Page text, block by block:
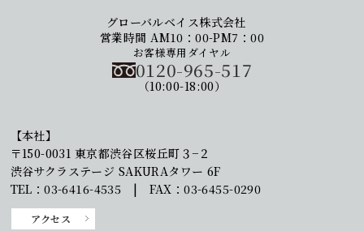
グローバルベイス株式会社
営業時間 AM10：00-PM7：00
お客様専用ダイヤル
0120-965-517
（10:00-18:00）
【本社】
〒150-0031 東京都渋谷区桜丘町３−２
渋谷サクラステージ SAKURAタワー 6F
TEL：03-6416-4535 | FAX：03-6455-0290
アクセス